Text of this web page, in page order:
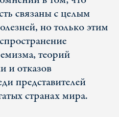
связаны с целым
но только этим
теорий
и отказов
представителей
странах мира.